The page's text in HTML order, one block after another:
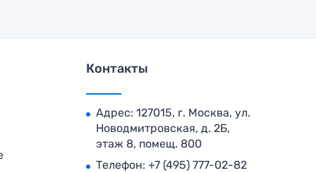
Контакты
Адрес: 127015, г. Москва, ул.
Новодмитровская, д. 2Б,
этаж 8, помещ. 800
Телефон: +7 (495) 777-02-82